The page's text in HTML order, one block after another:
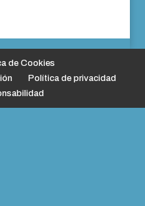
de Cookies
Política de privacidad